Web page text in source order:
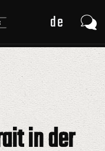
de
pl
en
de
pl
en
in der